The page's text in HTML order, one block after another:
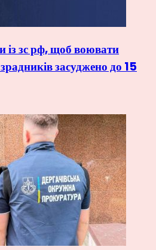
із зс рф, щоб воювати
засуджено до 15